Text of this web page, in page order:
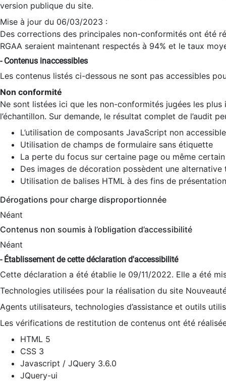
version publique du site.
Mise à jour du 06/03/2023 :
Des corrections des principales non-conformités ont été
RGAA seraient maintenant respectés à 94% et le taux
- Contenus inaccessibles
Les contenus listés ci-dessous ne sont pas accessibles
Non conformité
Ne sont listées ici que les non-conformités jugées les
l’échantillon. Sur demande, le résultat complet de l’audit
L’utilisation de composants JavaScript non
Utilisation de champs de formulaire sans étiquette
La perte du focus sur certaine page ou même
Des images de décoration possèdent une alternative
Utilisation de balises HTML à des fins de
Dérogations pour charge disproportionnée
Néant
Contenus non soumis à l’obligation d’accessibilité
Néant
- Établissement de cette déclaration d'accessibilité
Cette déclaration a été établie le 09/11/2022. Elle a été
Technologies utilisées pour la réalisation du site
Agents utilisateurs, technologies d’assistance et outils
Les vérifications de restitution de contenus ont été
HTML 5
CSS 3
Javascript / JQuery 3.6.0
JQuery-ui